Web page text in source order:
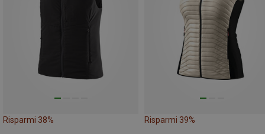
Risparmi 38% Risparmi 39%